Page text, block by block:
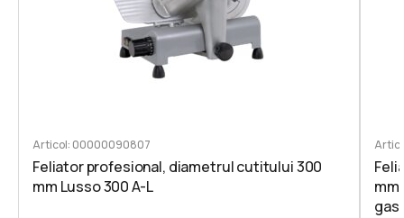
Articol: 00000090807
Feliator profesional, diametrul cutitului 300
mm Lusso 300 A-L